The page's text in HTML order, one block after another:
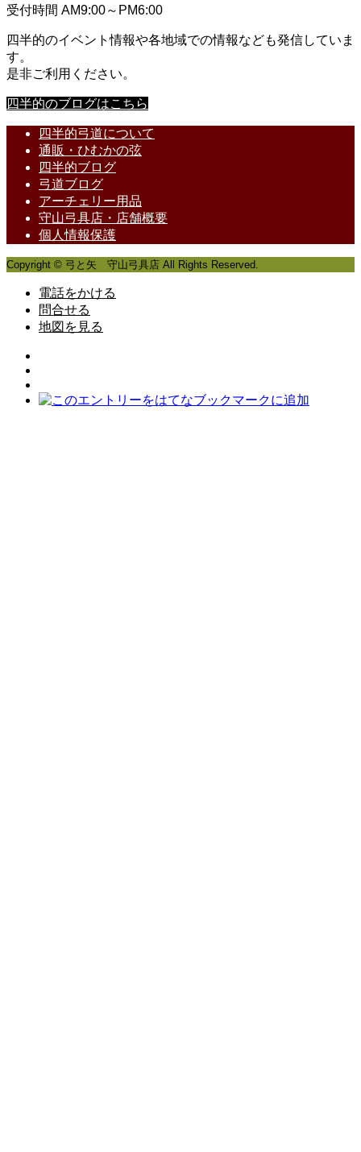
受付時間 AM9:00～PM6:00
四半的のイベント情報や各地域での情報なども発信していま
す。
是非ご利用ください。
四半的のブログはこちら
四半的弓道について
通販・ひむかの弦
四半的ブログ
弓道ブログ
アーチェリー用品
守山弓具店・店舗概要
個人情報保護
Copyright © 弓と矢 守山弓具店 All Rights Reserved.
電話をかける
問合せる
地図を見る